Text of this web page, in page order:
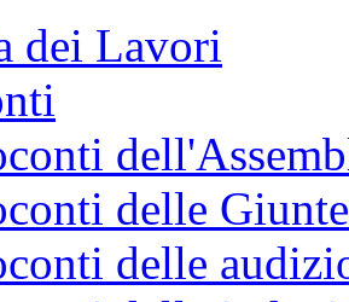
dei Lavori
delle
delle